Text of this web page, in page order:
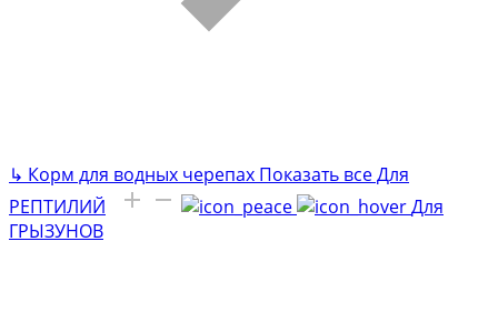
↳ Корм для водных черепах Показать все Для
РЕПТИЛИЙ
Для
ГРЫЗУНОВ